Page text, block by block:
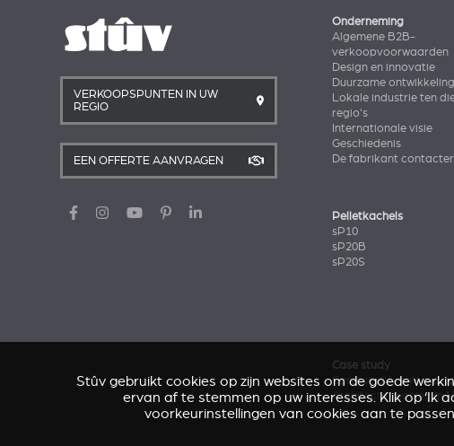
VERKOOPSPUNTEN IN UW
REGIO
EEN OFFERTE AANVRAGEN
Onderneming
Algemene B2B-
verkoopvoorwaarden
Design en innovatie
Duurzame ontwikkeling
Lokale industrie ten
regio's
Internationale visie
Geschiedenis
De fabrikant
Pelletkachels
sP10
sP20B
sP20S
Case study
Caresse d'Avenir(Stûv
Architectenwoning in
Stûv gebruikt cookies op zijn websites om de goede
ervan af te stemmen op uw interesses. Klik op ‘Ik
voorkeurinstellingen van cookies aan te